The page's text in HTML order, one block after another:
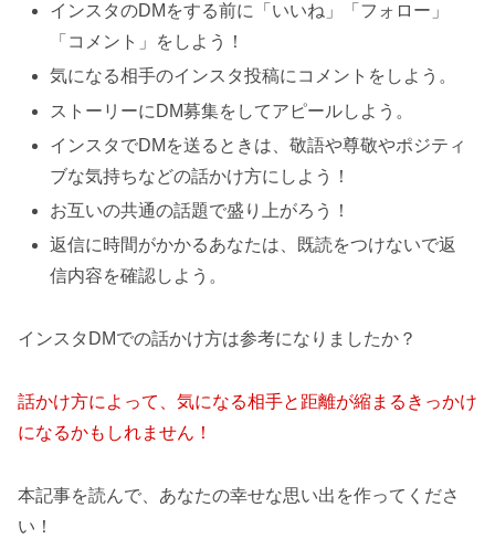
インスタのDMをする前に「いいね」「フォロー」
「コメント」をしよう！
気になる相手のインスタ投稿にコメントをしよう。
ストーリーにDM募集をしてアピールしよう。
インスタでDMを送るときは、敬語や尊敬やポジティ
ブな気持ちなどの話かけ方にしよう！
お互いの共通の話題で盛り上がろう！
返信に時間がかかるあなたは、既読をつけないで返
信内容を確認しよう。
インスタDMでの話かけ方は参考になりましたか？
話かけ方によって
気になる相手と距離が縮まるきっかけ
になるかもしれません！
本記事を読んで、あなたの幸せな思い出を作ってくださ
い！